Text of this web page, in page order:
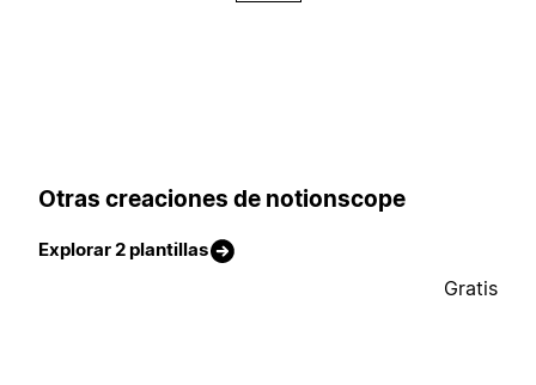
Otras creaciones de notionscope
Explorar 2 plantillas
Gratis